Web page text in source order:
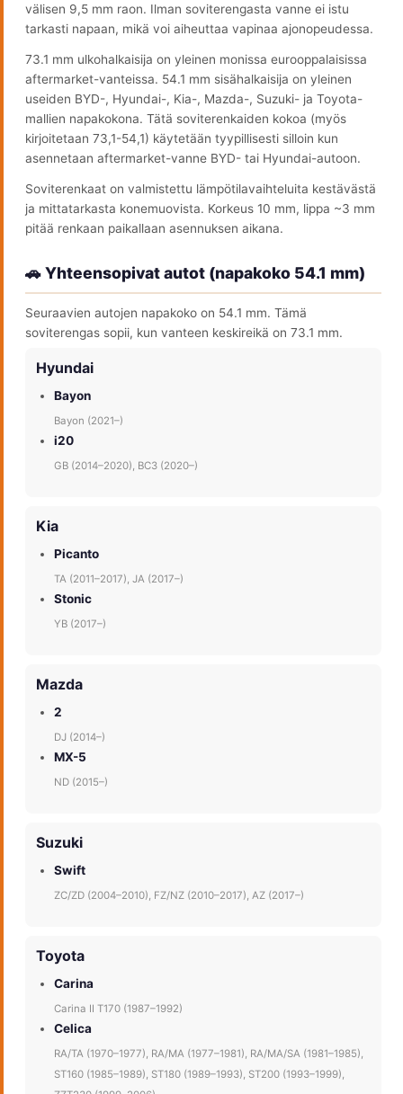
välisen 9,5 mm raon. Ilman soviterengasta vanne ei istu
tarkasti napaan, mikä voi aiheuttaa vapinaa ajonopeudessa.
73.1 mm ulkohalkaisija on yleinen monissa eurooppalaisissa
aftermarket-vanteissa. 54.1 mm sisähalkaisija on yleinen
useiden BYD-, Hyundai-, Kia-, Mazda-, Suzuki- ja Toyota-
mallien napakokona. Tätä soviterenkaiden kokoa (myös
kirjoitetaan 73,1-54,1) käytetään tyypillisesti silloin kun
asennetaan aftermarket-vanne BYD- tai Hyundai-autoon.
Soviterenkaat on valmistettu lämpötilavaihteluita kestävästä
ja mittatarkasta konemuovista. Korkeus 10 mm, lippa ~3 mm
pitää renkaan paikallaan asennuksen aikana.
🚗 Yhteensopivat autot (napakoko 54.1 mm)
Seuraavien autojen napakoko on 54.1 mm. Tämä
soviterengas sopii, kun vanteen keskireikä on 73.1 mm.
Hyundai
Bayon
Bayon (2021–)
i20
GB (2014–2020), BC3 (2020–)
Kia
Picanto
TA (2011–2017), JA (2017–)
Stonic
YB (2017–)
Mazda
2
DJ (2014–)
MX-5
ND (2015–)
Suzuki
Swift
ZC/ZD (2004–2010), FZ/NZ (2010–2017), AZ (2017–)
Toyota
Carina
Carina II T170 (1987–1992)
Celica
RA/TA (1970–1977), RA/MA (1977–1981), RA/MA/SA (1981–1985),
ST160 (1985–1989), ST180 (1989–1993), ST200 (1993–1999),